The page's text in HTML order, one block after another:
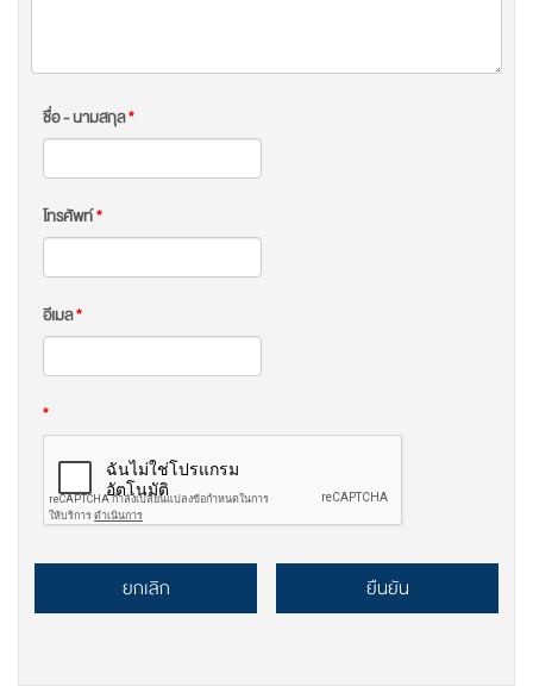
ชื่อ - นามสกุล*
โทรศัพท์*
อีเมล*
*
ยกเลิก ยืนยัน